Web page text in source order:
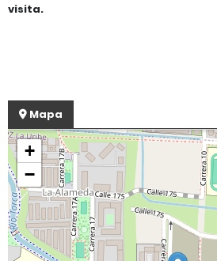
visita.
Mapa
+
−